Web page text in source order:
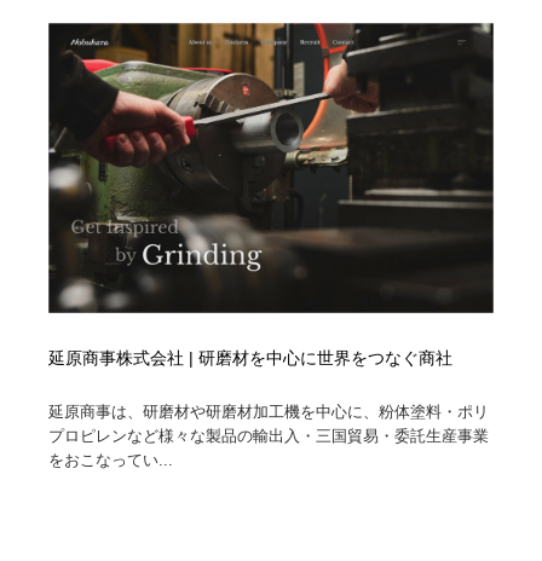
延原商事株式会社 | 研磨材を中心に世界をつなぐ商社
延原商事は、研磨材や研磨材加工機を中心に、粉体塗料・ポリ
プロピレンなど様々な製品の輸出入・三国貿易・委託生産事業
をおこなってい...